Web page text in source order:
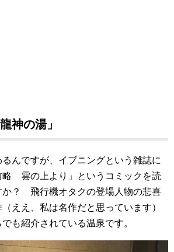
神の湯」
んですが、イブニングという雑誌に
略 雲の上より」というコミックを読
か？ 飛行機オタクの登場人物の悲喜
ええ、私は名作だと思っています）
も紹介されている温泉です。